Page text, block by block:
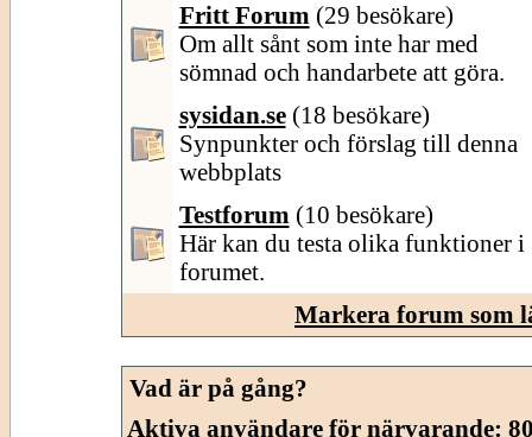
Fritt Forum (29 besökare)
Om allt sånt som inte har med
sömnad och handarbete att göra.
sysidan.se (18 besökare)
Synpunkter och förslag till denna
webbplats
Testforum (10 besökare)
Här kan du testa olika funktioner i
forumet.
Markera forum som
Vad är på gång?
Aktiva användare för närvarande: